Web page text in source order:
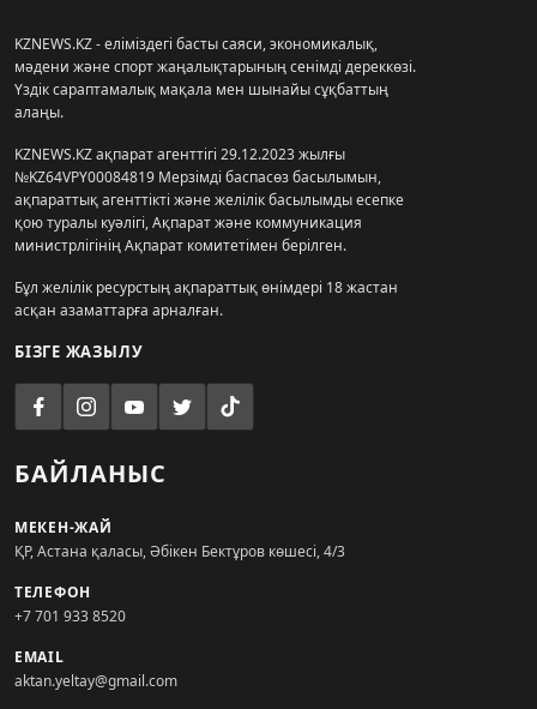
KZNEWS.KZ - еліміздегі басты саяси, экономикалық,
мәдени және спорт жаңалықтарының сенімді дереккөзі.
Үздік сараптамалық мақала мен шынайы сұқбаттың
алаңы.
KZNEWS.KZ ақпарат агенттігі 29.12.2023 жылғы
№KZ64VPY00084819 Мерзімді баспасөз басылымын,
ақпараттық агенттікті және желілік басылымды есепке
қою туралы куәлігі, Ақпарат және коммуникация
министрлігінің Ақпарат комитетімен берілген.
Бұл желілік ресурстың ақпараттық өнімдері 18 жастан
асқан азаматтарға арналған.
БІЗГЕ ЖАЗЫЛУ
БАЙЛАНЫС
МЕКЕН-ЖАЙ
ҚР, Астана қаласы, Әбікен Бектұров көшесі, 4/3
ТЕЛЕФОН
+7 701 933 8520
EMAIL
aktan.yeltay@gmail.com